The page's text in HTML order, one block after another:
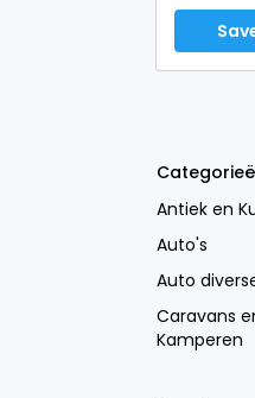
Antiek en
Auto's
Auto
Caravans
Kamperen